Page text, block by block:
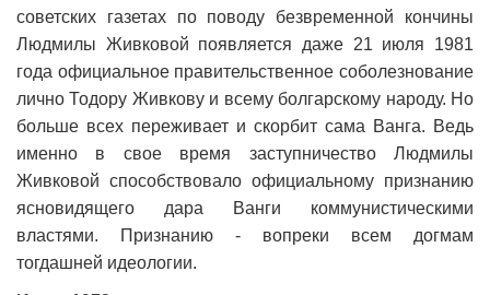
советских газетах по поводу безвременной кончины
Людмилы Живковой появляется даже 21 июля 1981
года официальное правительственное соболезнование
лично Тодору Живкову и всему болгарскому народу. Но
больше всех переживает и скорбит сама Ванга. Ведь
именно в свое время заступничество Людмилы
Живковой способствовало официальному признанию
ясновидящего дара Ванги коммунистическими
властями. Признанию - вопреки всем догмам
тогдашней идеологии.